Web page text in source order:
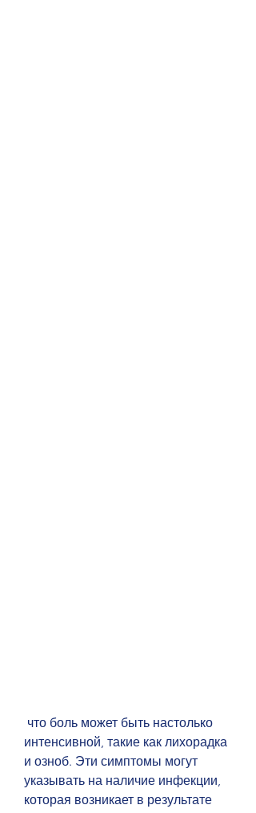
интенсивной, такие как лихорадка
и озноб. Эти симптомы могут
указывать на наличие инфекции,
которая возникает в результате